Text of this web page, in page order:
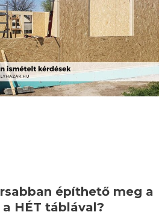
építhető meg a
HÉT táblával?